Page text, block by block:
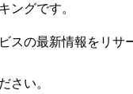
ングです。
スの最新情報をリサ
さい。